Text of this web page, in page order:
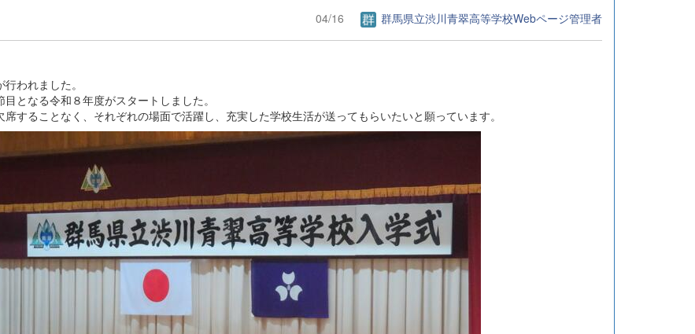
04/16 群馬県立渋川青翠高等学校Webページ管理者
われました。
となる令和８年度がスタートしました。
することなく、それぞれの場面で活躍し、充実した学校生活が送ってもらいたいと願っています。